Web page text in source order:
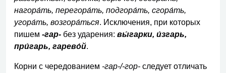
нагора́ть, перегора́ть, подгора́ть, сгора́ть,
угора́ть, возгора́ться. Исключения, при которых
пишем -гар- без ударения: вы́гарки, и́згарь,
при́гарь, гарево́й.
Корни с чередованием -гар-/-гор- следует отличать